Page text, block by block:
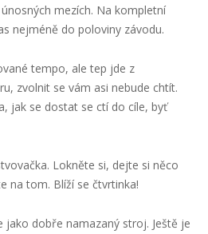
mezích. Na kompletní
nejméně do poloviny závodu.
tempo, ale tep jde z
zvolnit se vám asi nebude chtít.
jak se dostat se ctí do cíle, byť
Lokněte si, dejte si něco
na tom. Blíží se čtvrtinka!
jako dobře namazaný stroj. Ještě je